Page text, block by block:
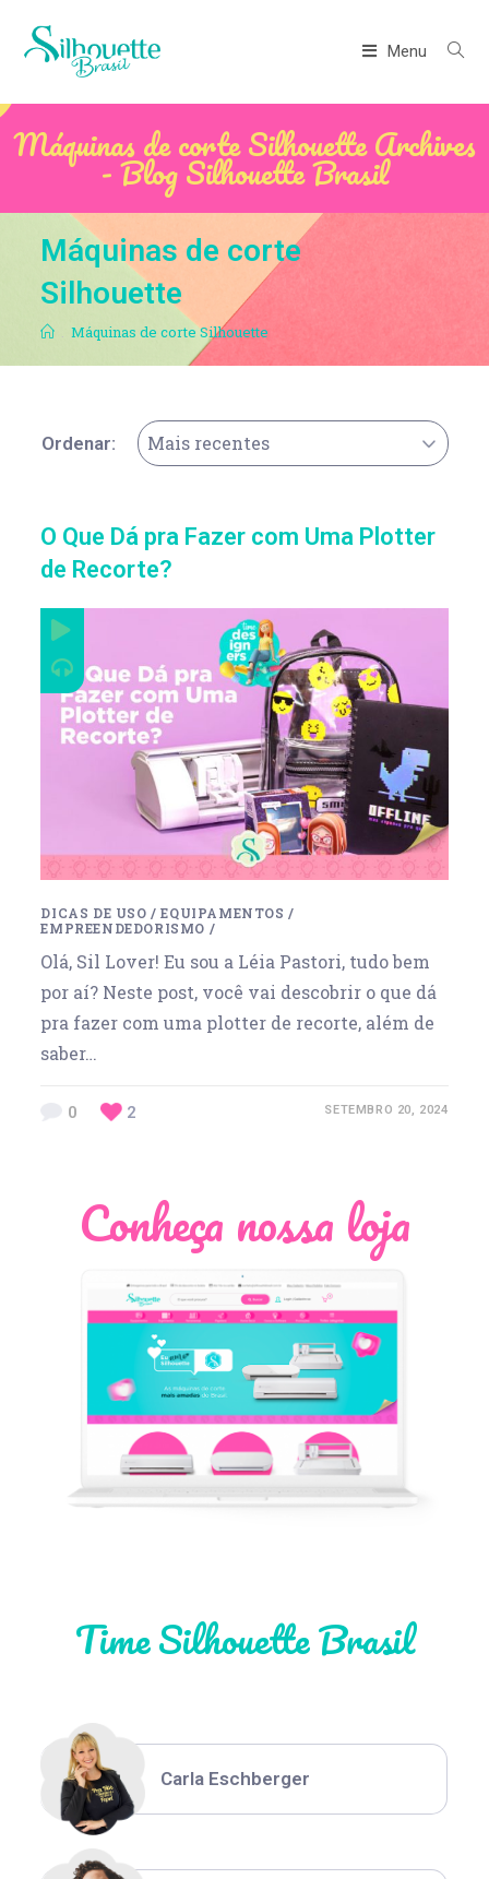
Menu
Máquinas de corte Silhouette Archives
- Blog Silhouette Brasil
Máquinas de corte
Silhouette
. Máquinas de corte Silhouette
Ordenar: Mais recentes
O Que Dá pra Fazer com Uma Plotter
de Recorte?
DICAS DE USO /EQUIPAMENTOS /
EMPREENDEDORISMO /
Olá, Sil Lover! Eu sou a Léia Pastori, tudo bem
por aí? Neste post, você vai descobrir o que dá
pra fazer com uma plotter de recorte, além de
saber…
0 2 SETEMBRO 20, 2024
Conheça nossa loja
Time Silhouette Brasil
Léia Pastori
Thiara Ney
Carla Eschberger